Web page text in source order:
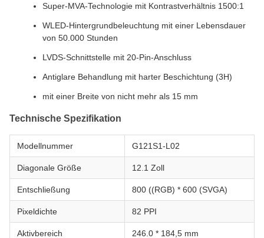
Super-MVA-Technologie mit Kontrastverhältnis 1500:1
WLED-Hintergrundbeleuchtung mit einer Lebensdauer
von 50.000 Stunden
LVDS-Schnittstelle mit 20-Pin-Anschluss
Antiglare Behandlung mit harter Beschichtung (3H)
mit einer Breite von nicht mehr als 15 mm
Technische Spezifikation
Modellnummer G121S1-L02
Diagonale Größe 12.1 Zoll
Entschließung 800 ((RGB) * 600 (SVGA)
Pixeldichte 82 PPI
Aktivbereich 246.0 * 184,5 mm